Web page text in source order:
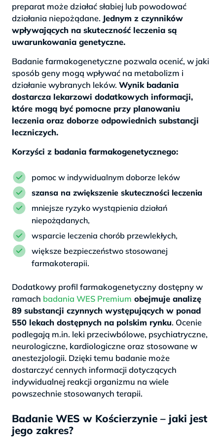
preparat może działać słabiej lub powodować
działania niepożądane. Jednym z czynników
wpływających na skuteczność leczenia są
uwarunkowania genetyczne.
Badanie farmakogenetyczne pozwala ocenić, w jaki
sposób geny mogą wpływać na metabolizm i
działanie wybranych leków. Wynik badania
dostarcza lekarzowi dodatkowych informacji,
które mogą być pomocne przy planowaniu
leczenia oraz doborze odpowiednich substancji
leczniczych.
Korzyści z badania farmakogenetycznego:
pomoc w indywidualnym doborze leków
szansa na zwiększenie skuteczności leczenia
mniejsze ryzyko wystąpienia działań
niepożądanych,
wsparcie leczenia chorób przewlekłych,
większe bezpieczeństwo stosowanej
farmakoterapii.
Dodatkowy profil farmakogenetyczny dostępny w
ramach badania WES Premium obejmuje analizę
89 substancji czynnych występujących w ponad
550 lekach dostępnych na polskim rynku. Ocenie
podlegają m.in. leki przeciwbólowe, psychiatryczne,
neurologiczne, kardiologiczne oraz stosowane w
anestezjologii. Dzięki temu badanie może
dostarczyć cennych informacji dotyczących
indywidualnej reakcji organizmu na wiele
powszechnie stosowanych terapii.
Badanie WES w Kościerzynie – jaki jest
jego zakres?